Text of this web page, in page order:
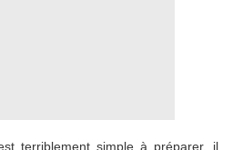
terriblement simple à préparer, il